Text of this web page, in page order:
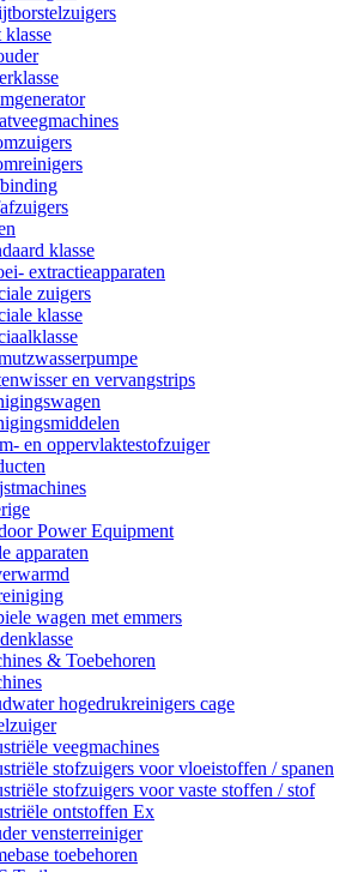
klasse
klasse
extractieapparaten
zuigers
klasse
en vervangstrips
en oppervlaktestofzuiger
Power Equipment
apparaten
wagen met emmers
& Toebehoren
hogedrukreinigers cage
veegmachines
stofzuigers voor vloeistoffen / spanen
stofzuigers voor vaste stoffen / stof
ontstoffen Ex
vensterreiniger
toebehoren